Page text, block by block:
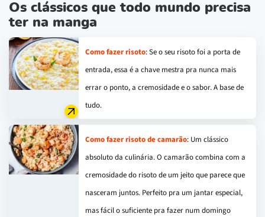
Os clássicos que todo mundo precisa
ter na manga
Como fazer risoto: Se o seu risoto foi a porta de
entrada, essa é a chave mestra pra nunca mais
errar o ponto, a cremosidade e o sabor. A base de
tudo.
Como fazer risoto de camarão: Um clássico
absoluto da culinária. O camarão combina com a
cremosidade do risoto de um jeito que parece que
nasceram juntos. Perfeito pra um jantar especial,
mas fácil o suficiente pra fazer num domingo